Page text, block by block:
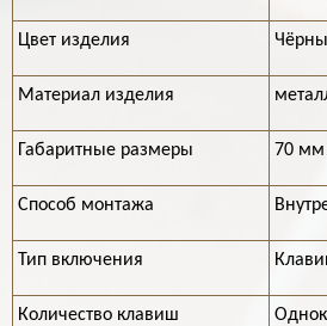
Цвет изделия
Материал изделия
Габаритные размеры 70 мм
Способ монтажа
Тип включения
Количество клавиш